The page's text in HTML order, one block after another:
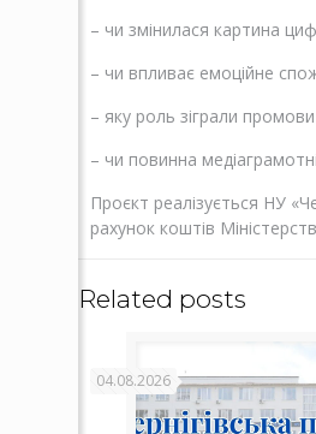
– чи змінилася картина
– чи впливає емоційне
– яку роль зіграли
– чи повинна
Проєкт реалізується НУ
рахунок коштів
Related posts
04.08.2026